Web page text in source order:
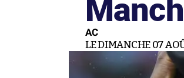
AC
LE DIMANCHE 07